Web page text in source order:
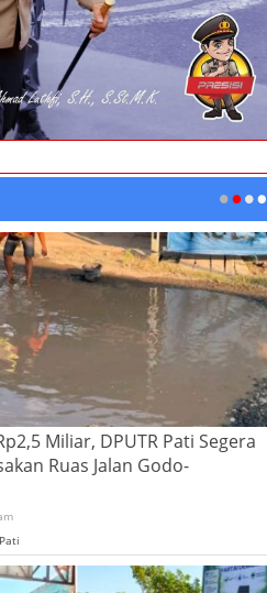
Miliar, DPUTR Pati Segera
Ruas Jalan Godo-